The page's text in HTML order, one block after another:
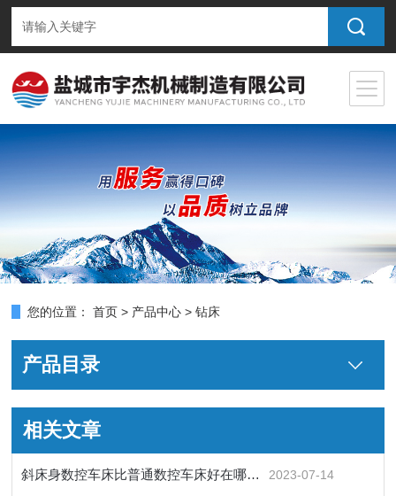
您的位置： 首页 > 产品中心 > 钻床
产品目录
相关文章
斜床身数控车床比普通数控车床好在哪里？ 2023-07-14